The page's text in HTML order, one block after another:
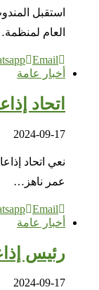
استقبل
العام
Email
أخبار عامة
اتحاد
2024-09-17
نعي اتحاد
عمر ناهز…
Email
أخبار عامة
رئيس
2024-09-17